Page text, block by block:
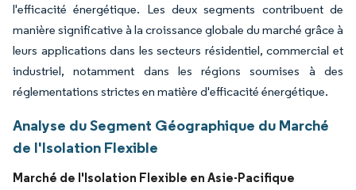
l'efficacité énergétique. Les deux segments contribuent de
manière significative à la croissance globale du marché grâce à
leurs applications dans les secteurs résidentiel, commercial et
industriel, notamment dans les régions soumises à des
réglementations strictes en matière d'efficacité énergétique.
Analyse du Segment Géographique du Marché
de l'Isolation Flexible
Marché de l'Isolation Flexible en Asie-Pacifique